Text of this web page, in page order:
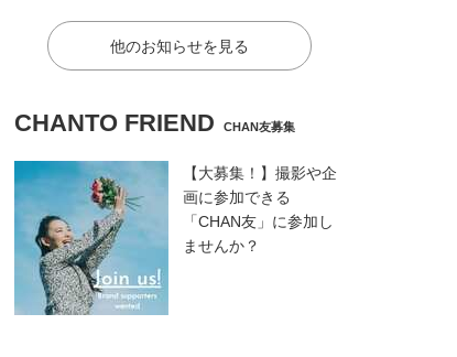
他のお知らせを見る
CHANTO FRIEND CHAN友募集
【大募集！】撮影や企
画に参加できる
「CHAN友」に参加し
ませんか？